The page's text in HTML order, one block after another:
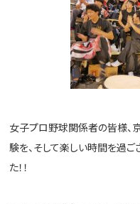
女子プロ野球関係者の皆様、
験を、そして楽しい時間を過ご
た！！